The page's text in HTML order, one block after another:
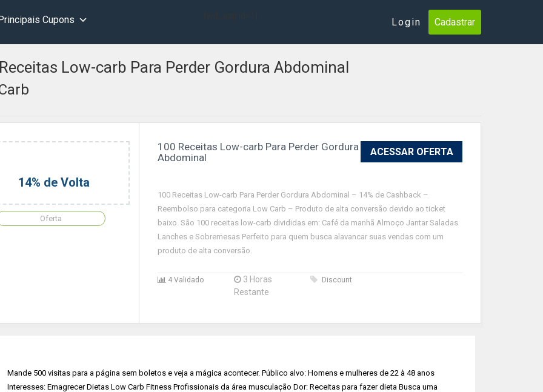
Cupons Login Cadastrar
Low-carb Para Perder Gordura Abdominal
14% de Volta
Oferta
100 Receitas Low-carb Para Perder Gordura
Abdominal
ACESSAR OFERTA
100 Receitas Low-carb Para Perder Gordura Abdominal – 14% de Cashback –
Reembolso para categoria Low Carb – Produto de alta conversão devido ao ticket
baixo. São 100 receitas low-carb divididas em: Café da manhã Almoço Jantar Saladas
Lanches e Sobremesas Perfeito para quem busca alavancar suas vendas com um
produto de alta conversão.
4 Validado
3 Horas
Restante
Discount
Mande 500 visitas para a página sem boletos e veja a mágica acontecer. Público alvo: Homens e mulheres de 22 à 48 anos
Interesses: Emagrecer Dietas Low Carb Fitness Profissionais da área musculação Dor: Receitas para fazer dieta Busca uma